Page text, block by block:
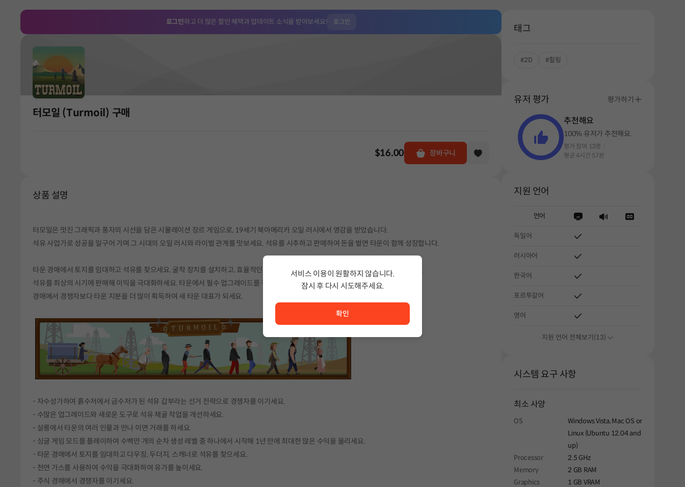
로그인하고 더 많은 할인 혜택과 업데이트 소식을 받아보세요! 로그인
터모일 (Turmoil) 구매
$16.00 장바구니
상품 설명
터모일은 멋진 그래픽과 풍자의 시선을 담은 시뮬레이션 장르 게임으로, 19세기 북아메리카 오일 러시에서 영감을 받았습니다.
석유 사업가로 성공을 일구어 가며 그 시대의 오일 러시와 라이벌 관계를 맛보세요. 석유를 시추하고 판매하여 돈을 벌면 타운이 함께 성장합니다.
타운 경매에서 토지를 임대하고 석유를 찾으세요. 굴착 장치를 설치하고, 효율적인 파이프망을 만들고, 석유를 퍼올려 사일로에 저장하세요.
석유를 최상의 시기에 판매해 이익을 극대화하세요. 타운에서 필수 업그레이드를 구매하여 바위, 가스, 눈을 처리하세요.
경매에서 경쟁자보다 타운 지분을 더 많이 획득하여 새 타운 대표가 되세요.
- 자수성가하여 흙수저에서 금수저가 된 석유 갑부라는 선거 전략으로 경쟁자를 이기세요.
- 수많은 업그레이드와 새로운 도구로 석유 채굴 작업을 개선하세요.
- 살롱에서 타운의 여러 인물과 만나 이면 거래를 하세요.
- 싱글 게임 모드를 플레이하여 수백만 개의 순차 생성 레벨 중 하나에서 시작해 1년 만에 최대한 많은 수익을 올리세요.
- 타운 경매에서 토지를 임대하고 다우징, 두더지, 스캐너로 석유를 찾으세요.
- 천연 가스를 사용하여 수익을 극대화하여 유가를 높이세요.
- 주식 경매에서 경쟁자를 이기세요.
태그
#2D #힐링
유저 평가 평가하기
추천해요
100% 유저가 추천해요.
평가 참여 13명
평균 4시간 57분
지원 언어
언어
독일어
러시아어
한국어
포르투갈어
영어
지원 언어 전체보기(13)
시스템 요구 사항
최소 사양
OS
Windows Vista, Mac OS or
Linux (Ubuntu 12.04 and
up)
Processor
2.5 GHz
Memory
2 GB RAM
Graphics
1 GB VRAM
서비스 이용이 원활하지 않습니다.
잠시 후 다시 시도해주세요.
확인